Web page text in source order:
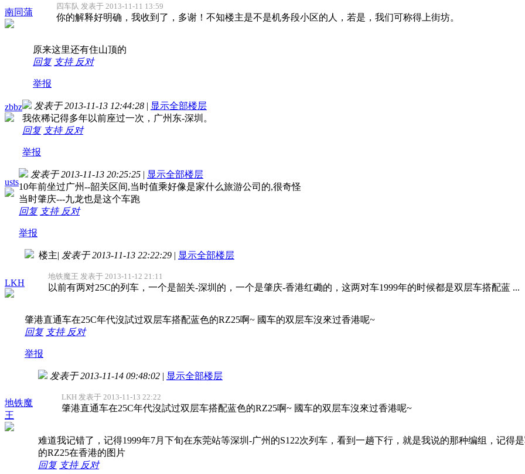
南同蒲
四车队 发表于 2013-11-11 13:59
你的解释好明确，我收到了，多谢！不知楼主是不是机务段小区的人，若是，我们可称得上街坊。
原来这里还有住山顶的
回复 支持 反对
举报
zbbz 发表于 2013-11-13 12:44:28 | 显示全部楼层
我依稀记得多年以前座过一次，广州东-深圳。
回复 支持 反对
举报
usts
发表于 2013-11-13 20:25:25 | 显示全部楼层
10年前坐过广州--韶关区间,当时值乘好像是家什么旅游公司的,很奇怪
当时肇庆---九龙也是这个车跑
回复 支持 反对
举报
LKH
楼主| 发表于 2013-11-13 22:22:29 | 显示全部楼层
地铁魔王 发表于 2013-11-12 21:11
以前有两对25C的列车，一个是韶关-深圳的，一个是肇庆-香港红磡的，这两对车1999年的时候都是双层车搭配蓝 ...
肇港直通车在25C年代沒試过双层车搭配蓝色的RZ25啊~ 國车的双层车沒來过香港呢~
回复 支持 反对
举报
地铁魔
王
发表于 2013-11-14 09:48:02 | 显示全部楼层
LKH 发表于 2013-11-13 22:22
肇港直通车在25C年代沒試过双层车搭配蓝色的RZ25啊~ 國车的双层车沒來过香港呢~
难道我记错了，记得1999年7月下旬在东莞站等深圳-广州的S122次列车，看到一趟下行，就是我说的那种编组，记得
的RZ25在香港的图片
回复 支持 反对